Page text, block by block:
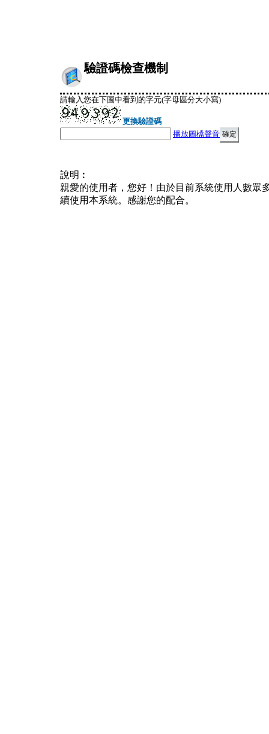
驗證碼檢查機制
請輸入您在下圖中看到的字元(字母區分大小寫)
更換驗證碼
播放圖檔聲音
說明︰
親愛的使用者，您好！由於目前系統使用人數眾
續使用本系統。感謝您的配合。